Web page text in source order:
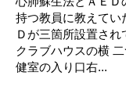
持つ教員に教えてい
Ｄが三箇所設置さ
クラブハウスの横
健室の入り口右...